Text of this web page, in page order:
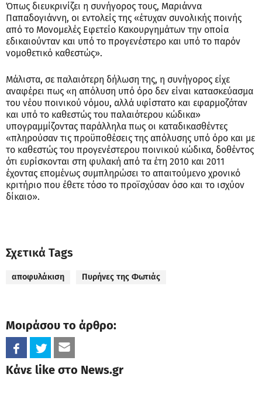
Όπως διευκρινίζει η συνήγορος τους, Μαριάννα
Παπαδογιάννη, οι εντολείς της «έτυχαν συνολικής ποινής
από το Μονομελές Εφετείο Κακουργημάτων την οποία
εδικαιούνταν και υπό το προγενέστερο και υπό το παρόν
νομοθετικό καθεστώς».
Μάλιστα, σε παλαιότερη δήλωση της, η συνήγορος είχε
αναφέρει πως «η απόλυση υπό όρο δεν είναι κατασκεύασμα
του νέου ποινικού νόμου, αλλά υφίστατο και εφαρμοζόταν
και υπό το καθεστώς του παλαιότερου κώδικα»
υπογραμμίζοντας παράλληλα πως οι καταδικασθέντες
«πληρούσαν τις προϋποθέσεις της απόλυσης υπό όρο και με
το καθεστώς του προγενέστερου ποινικού κώδικα, δοθέντος
ότι ευρίσκονται στη φυλακή από τα έτη 2010 και 2011
έχοντας επομένως συμπληρώσει το απαιτούμενο χρονικό
κριτήριο που έθετε τόσο το προϊσχύσαν όσο και το ισχύον
δίκαιο».
Σχετικά Tags
αποφυλάκιση Πυρήνες της Φωτιάς
Μοιράσου το άρθρο:
Κάνε like στο News.gr